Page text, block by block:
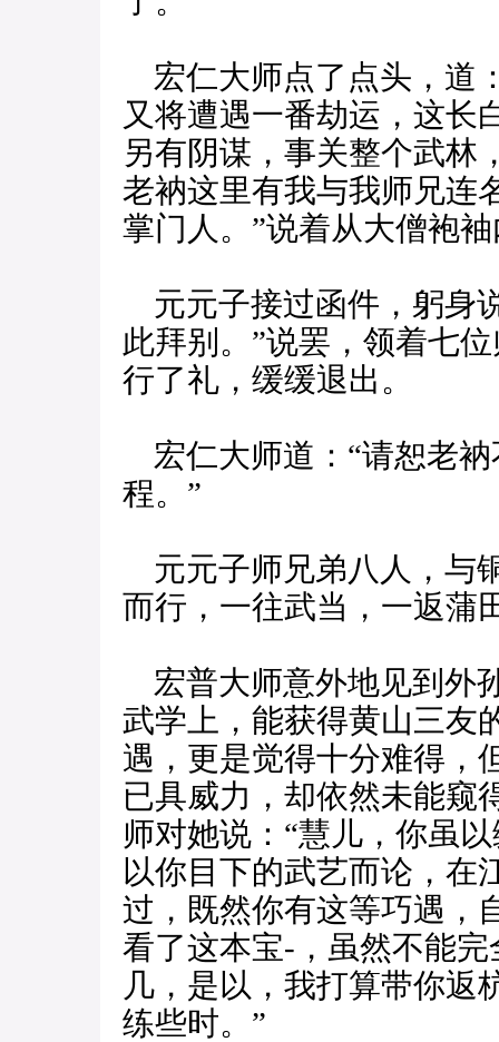
宏仁大师点了点头，道
又将遭遇一番劫运，这长
另有阴谋，事关整个武林
老衲这里有我与我师兄连
掌门人。”说着从大僧袍
元元子接过函件，躬身
此拜别。”说罢，领着七
行了礼，缓缓退出。
宏仁大师道：“请恕老
程。”
元元子师兄弟八人，与
而行，一往武当，一返蒲
宏普大师意外地见到外
武学上，能获得黄山三友
遇，更是觉得十分难得，
已具威力，却依然未能窥
师对她说：“慧儿，你虽
以你目下的武艺而论，在
过，既然你有这等巧遇，
看了这本宝-，虽然不能
几，是以，我打算带你返
练些时。”